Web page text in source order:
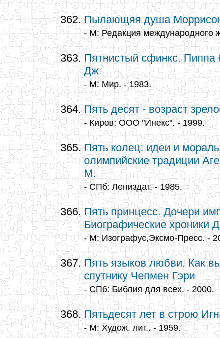
Пылающяя душа
- М: Редакция международного
Пятнистый сфинкс. Пиппа
Дж
- М: Мир. - 1983.
Пять десят - возраст
- Киров: ООО "Инекс". - 1999.
Пять колец: идеи и
олимпийские традиции
М.
- СПб: Лениздат. - 1985.
Пять принцесс. Дочери
Биографические хроники
- М: Изографус,Эксмо-Пресс. -
Пять языков любви. Как
спутнику Чепмен Гэри
- СПб: Библия для всех. - 2000.
Пятьдесят лет в строю
- М: Худож. лит.. - 1959.